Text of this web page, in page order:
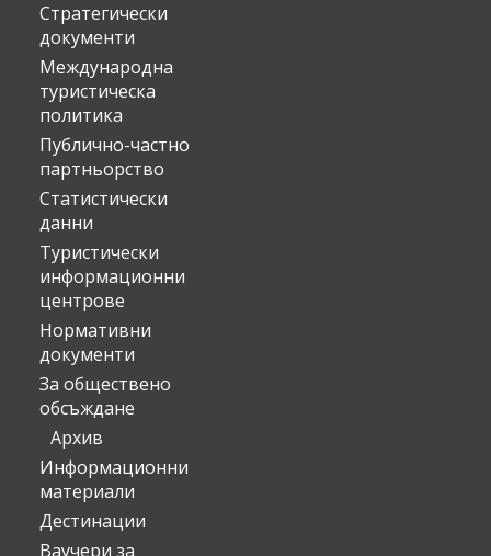
Стратегически
документи
Международна
туристическа
политика
Публично-частно
партньорство
Статистически
данни
Туристически
информационни
центрове
Нормативни
документи
За обществено
обсъждане
Архив
Информационни
материали
Дестинации
Ваучери за